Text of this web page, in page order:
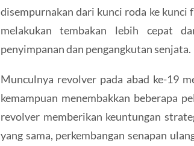
disempurnakan dari kunci roda ke
melakukan tembakan lebih cepat
penyimpanan dan pengangkutan senjata.
Munculnya revolver pada abad ke-19
kemampuan menembakkan beberapa
revolver memberikan keuntungan
yang sama, perkembangan senapan